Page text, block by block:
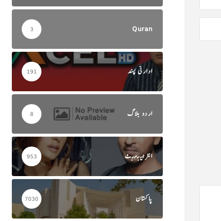
Quran
3
ادارتی پسند 191
اردو بلاگ 8
انٹرٹینمنٹ 953
پاکستان 7030